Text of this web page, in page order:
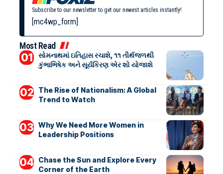
Subscribe to our newsletter to get our newest articles instantly!
[mc4wp_form]
Most Read
સોમનાથમાં ઇતિહાસ રચાશે, ૧૧ તીર્થજળથી
કુંભાભિષેક અને સૂર્યકિરણ એર શો યોજાશે
The Rise of Nationalism: A Global
Trend to Watch
Why We Need More Women in
Leadership Positions
Chase the Sun and Explore Every
Corner of the Earth